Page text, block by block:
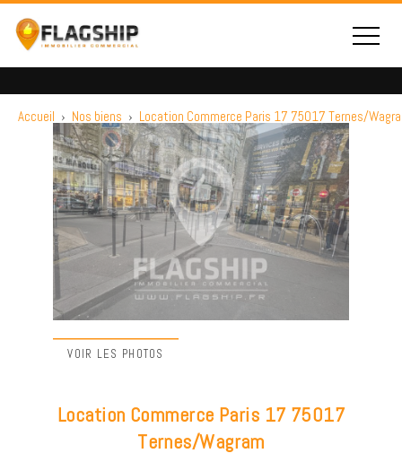
Accueil › Nos biens › Location Commerce Paris 17 75017 Ternes/
VOIR LES PHOTOS
Location Commerce Paris 17 75017
Ternes/Wagram